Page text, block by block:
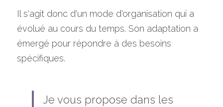
Il s'agit donc d'un mode d'organisation qui a
évolué au cours du temps. Son adaptation a
émergé pour répondre à des besoins
spécifiques.
Je vous propose dans les